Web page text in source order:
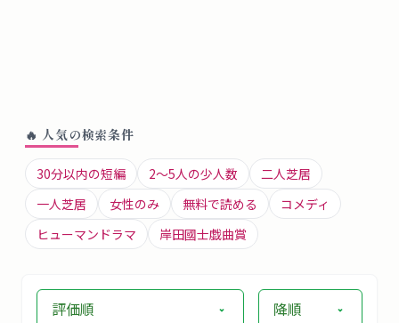
🔥 人気の検索条件
30分以内の短編 2〜5人の少人数
二人芝居
一人芝居
女性のみ 無料で読める
コメディ
ヒューマンドラマ
岸田國士戯曲賞
評価順 降順